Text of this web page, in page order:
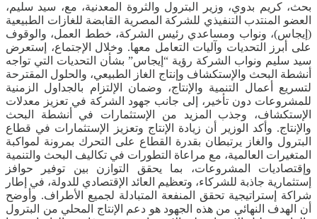
بحث، كريم بدوي، وزير البترول والثروة المعدنية، مع، سيد سليم،
العضو المنتدب التنفيذي للشركة المصرية القابضة للغازات الطبيعية
(إيجاس)، ونواب ومساعدي رئيس الشركة، خطط العمل، والوقوف
على أبرز التحديات وآليات التعامل معها. وخلال الإجتماع، إستعرض
سيد سليم ونواب الشركة رؤية “إيجاس” بشأن التحديات التي تواجه
أنشطة البحث والإستكشاف وإنتاج الغاز الطبيعي، والحلول المقترحة
لتسريع أعمال التنمية والإنتاج، وضمان الإلتزام بالجداول الزمنية
للمشروعات دون تأخير، إلى جانب جهود الشركة في تعزيز معدلات
الإستكشاف، وجذب المزيد من الإستثمارات في أنشطة البحث
والإنتاج. وأكد الوزير أن زيادة الإنتاج وتعزيز الإستثمارات في قطاع
البترول والغاز يرتبطان بقدرة القطاع على التحرك بمرونة لمواكبة
المتغيرات العالمية، مع مراعاة التطورات في تكاليف البحث والتنمية
وإقتصاديات المشروعات، بما يحقق التوازن بين توفير حوافز
إستثمارية جاذبة للشركاء، وتعظيم العائد الإقتصادي للدولة، في إطار
شراكة إستراتيجية تحقق المنفعة المتبادلة لجميع الأطراف. وأوضح
أن الهدف النهائي من هذه الجهود هو دعم الإنتاج المحلي من البترول